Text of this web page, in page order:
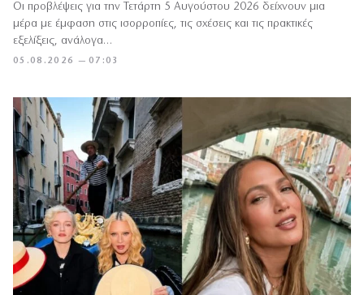
05.08.2026 — 07:03
Οι προβλέψεις για την Τετάρτη 5 Αυγούστου 2026 δείχνουν μια
μέρα με έμφαση στις ισορροπίες, τις σχέσεις και τις πρακτικές
εξελίξεις, ανάλογα…